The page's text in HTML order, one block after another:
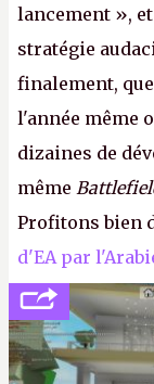
lancement »,
stratégie
finalement,
l'année même
dizaines de
même
Profitons bien
d'EA par
société privée,
l'obligation de
victoire pour